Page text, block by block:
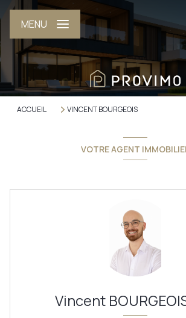
MENU
ACCUEIL VINCENT BOURGEOIS
VOTRE AGENT
Vincent